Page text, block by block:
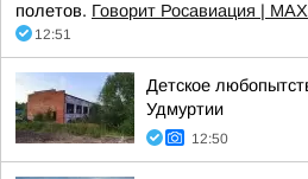
полетов. Говорит Росавиация | MAX
12:51
Детское
Удмуртии
12:50